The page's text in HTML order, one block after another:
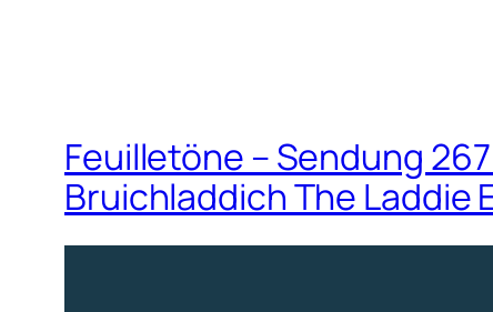
Feuilletöne – Sendung
Bruichladdich The Laddie